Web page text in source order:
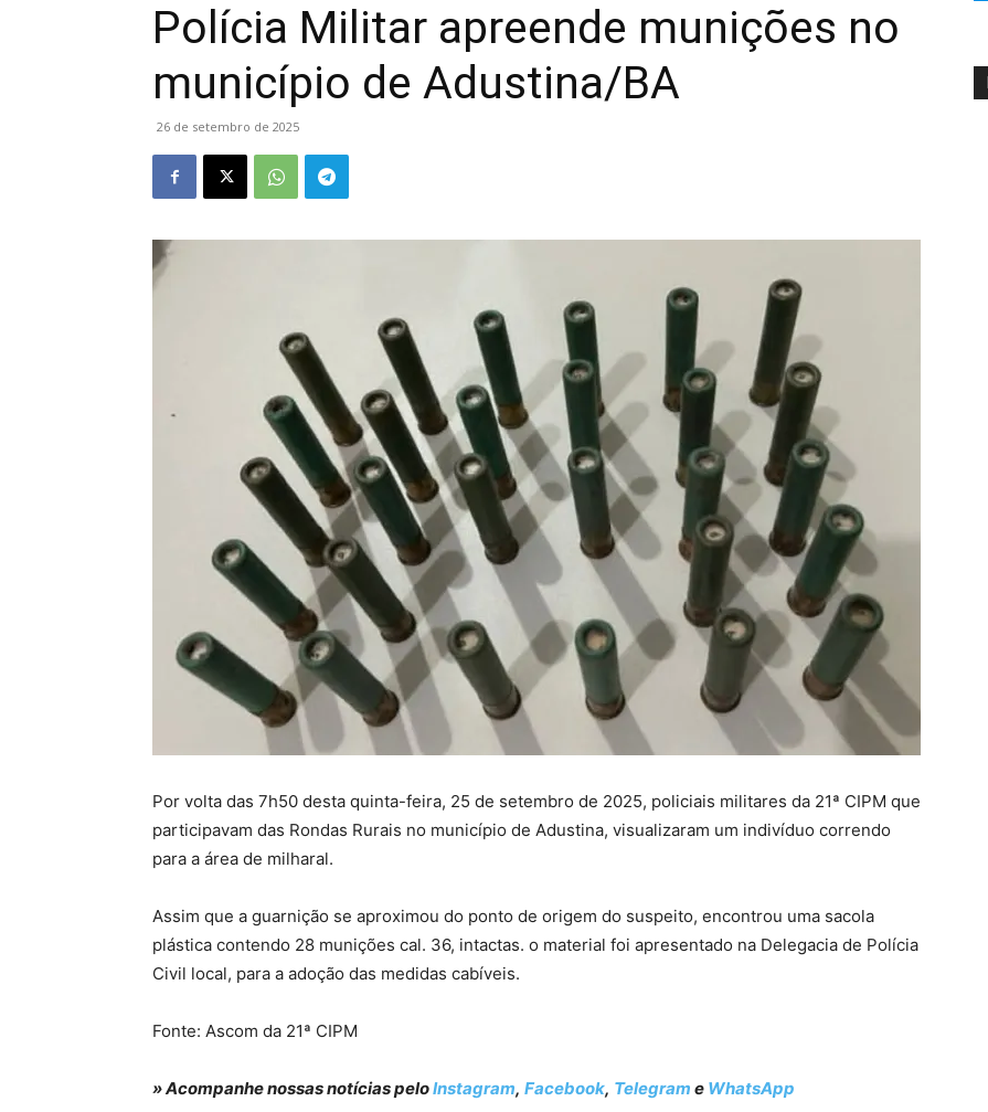
Polícia Militar apreende munições no
município de Adustina/BA
26 de setembro de 2025
Por volta das 7h50 desta quinta-feira, 25 de setembro de 2025, policiais militares da 21ª CIPM que
participavam das Rondas Rurais no município de Adustina, visualizaram um indivíduo correndo
para a área de milharal.
Assim que a guarnição se aproximou do ponto de origem do suspeito, encontrou uma sacola
plástica contendo 28 munições cal. 36, intactas. o material foi apresentado na Delegacia de Polícia
Civil local, para a adoção das medidas cabíveis.
Fonte: Ascom da 21ª CIPM
» Acompanhe nossas notícias peloInstagram, Facebook, Telegram e WhatsApp